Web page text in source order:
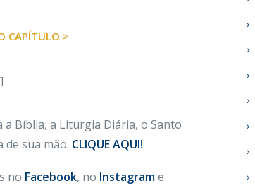
CAPÍTULO >
a Bíblia, a Liturgia Diária, o Santo
de sua mão. CLIQUE AQUI!
no Facebook, no Instagrame